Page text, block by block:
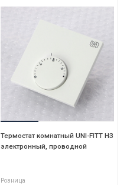
Термостат комнатный UNI-FITT НЗ
электронный, проводной
Розница